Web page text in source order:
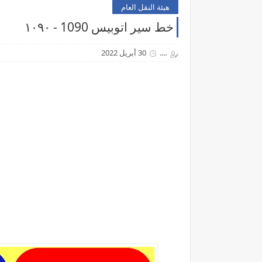
هيئة النقل العام
خط سير اتوبيس 1090 - ١٠٩٠
.... 30 أبريل 2022